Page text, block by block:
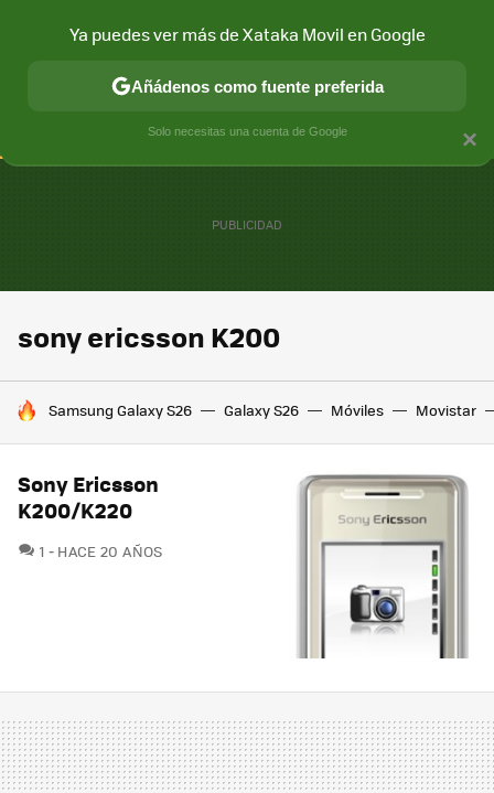
CONECTIVIDAD MÓVIL Y SOCIEDAD APLICACIONES
sony ericsson K200
HOY SE HABLA DE
Samsung Galaxy S26 Galaxy S26 Móviles Movistar
Sony Ericsson
K200/K220
1 COMENTARIOS
HACE 20 AÑOS
×
Ya puedes ver más de Xataka Movil en Google
Añádenos como fuente preferida
Solo necesitas una cuenta de Google